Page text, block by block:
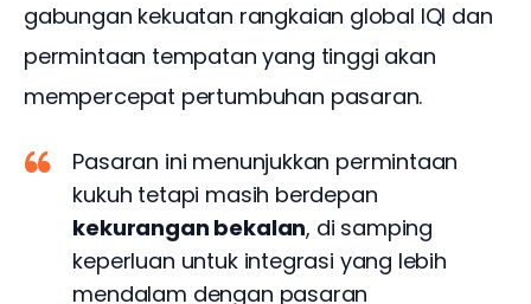
gabungan kekuatan rangkaian global IQI dan
permintaan tempatan yang tinggi akan
mempercepat pertumbuhan pasaran.
Pasaran ini menunjukkan permintaan
kukuh tetapi masih berdepan
kekurangan bekalan, di samping
keperluan untuk integrasi yang lebih
mendalam dengan pasaran